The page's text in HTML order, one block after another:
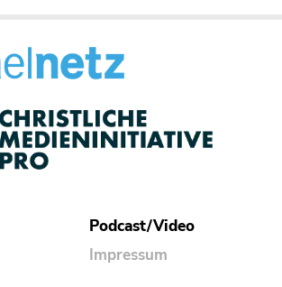
Podcast/Video
Impressum